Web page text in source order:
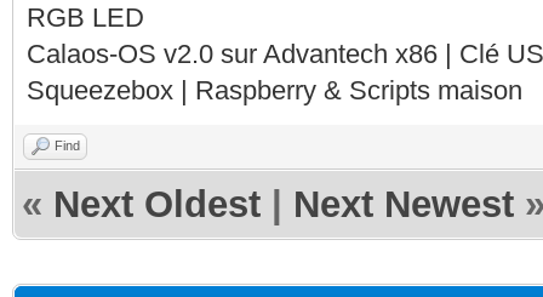
RGB LED
Calaos-OS v2.0 sur Advantech x86 | Clé
Squeezebox | Raspberry & Scripts maison
Find
« Next Oldest Next Newest